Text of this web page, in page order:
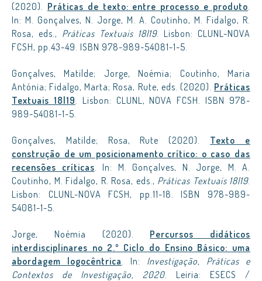
(2020). Práticas de texto: entre processo e produto.
In: M. Gonçalves, N. Jorge, M. A. Coutinho, M. Fidalgo, R.
Rosa, eds., Práticas Textuais 18|19. Lisbon: CLUNL-NOVA
FCSH, pp.43-49. ISBN 978-989-54081-1-5.
Gonçalves, Matilde; Jorge, Noémia; Coutinho, Maria
Antónia; Fidalgo, Marta; Rosa, Rute, eds. (2020). Práticas
Textuais 18|19. Lisbon: CLUNL, NOVA FCSH. ISBN 978-
989-54081-1-5.
Gonçalves, Matilde; Rosa, Rute (2020). Texto e
construção de um posicionamento crítico: o caso das
recensões críticas. In: M. Gonçalves, N. Jorge, M. A.
Coutinho, M. Fidalgo, R. Rosa, eds., Práticas Textuais 18|19.
Lisbon: CLUNL-NOVA FCSH, pp.11-18. ISBN 978-989-
54081-1-5.
Jorge, Noémia (2020). Percursos didáticos
interdisciplinares no 2.º Ciclo do Ensino Básico: uma
abordagem logocêntrica. In: Investigação, Práticas e
Contextos de Investigação, 2020. Leiria: ESECS /